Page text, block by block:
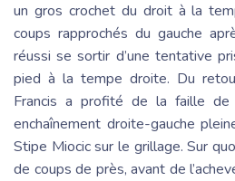
un gros crochet du droit à la
coups rapprochés du gauche
réussi se sortir d’une tentative
pied à la tempe droite. Du
Francis a profité de la faille de
enchaînement droite-gauche
Stipe Miocic sur le grillage. Sur
de coups de près, avant de